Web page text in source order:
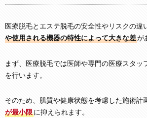
医療脱毛とエステ脱毛の安全性やリスクの違
や使用される機器の特性によって大きな差が
まず、医療脱毛では医師や専門の医療スタッ
を行います。
そのため、肌質や健康状態を考慮した施術計
が最小限 に抑えられます。